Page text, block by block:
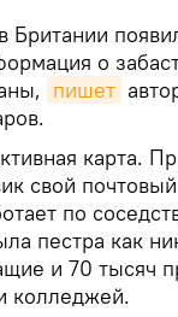
Британии
о
пишет
карта.
свой
по
пестра как
и 70 тысяч
колледжей.